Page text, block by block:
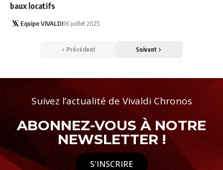
baux locatifs
Equipe VIVALDI16 juillet 2025
Précédent Suivant
Suivez l’actualité de Vivaldi Chronos
ABONNEZ-VOUS À NOTRE
NEWSLETTER !
S'INSCRIRE